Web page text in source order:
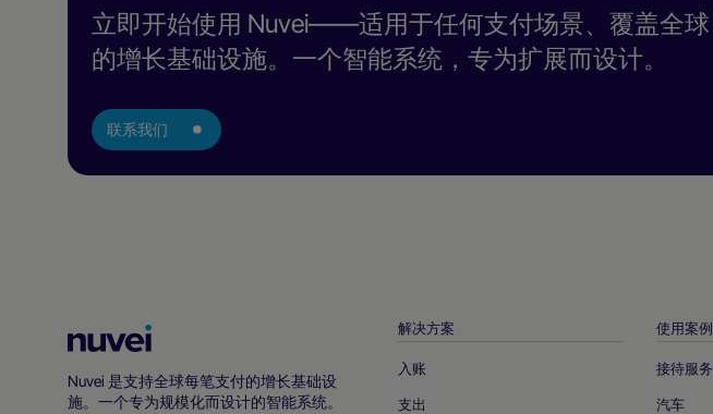
立即开始使用 Nuvei——适用于任何支付场景、覆盖全球
的增长基础设施。一个智能系统，专为扩展而设计。
联系我们
Nuvei
页
Nuvei 是支持全球每笔支付的增长基础设
施。一个专为规模化而设计的智能系统。
解决方案
入账
支出
使用案例
接待服务
汽车